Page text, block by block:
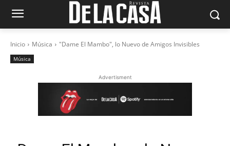
Inicio Música "Dame El Mambo", lo Nuevo de Amigos Invisibles
Música
Advertisment